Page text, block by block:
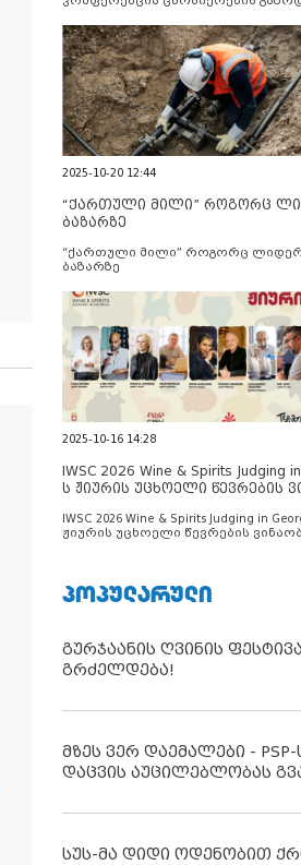
2025-10-20 12:44
“ქართული მილი” როგორც
ბაზარზე
“ქართული მილი” როგორც
ბაზარზე
2025-10-16 14:28
IWSC 2026 Wine & Spirits Judging
ს ჟიურის უცხოელი წევრების
IWSC 2026 Wine & Spirits Judging in
ჟიურის უცხოელი წევრების
ᲞᲝᲞᲣᲚᲐᲠᲣᲚᲘ
გურჯაანის ღვინის
გრძელდება!
მზეს ვერ დაემალები -
დაცვის აუცილებლობას
სუს-მა დიდი ოდენობით